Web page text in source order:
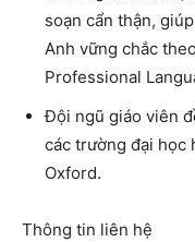
soạn cẩn thận,
Anh vững chắc
Professional
Đội ngũ giáo viên
các trường đại học
Oxford.
Thông tin liên hệ